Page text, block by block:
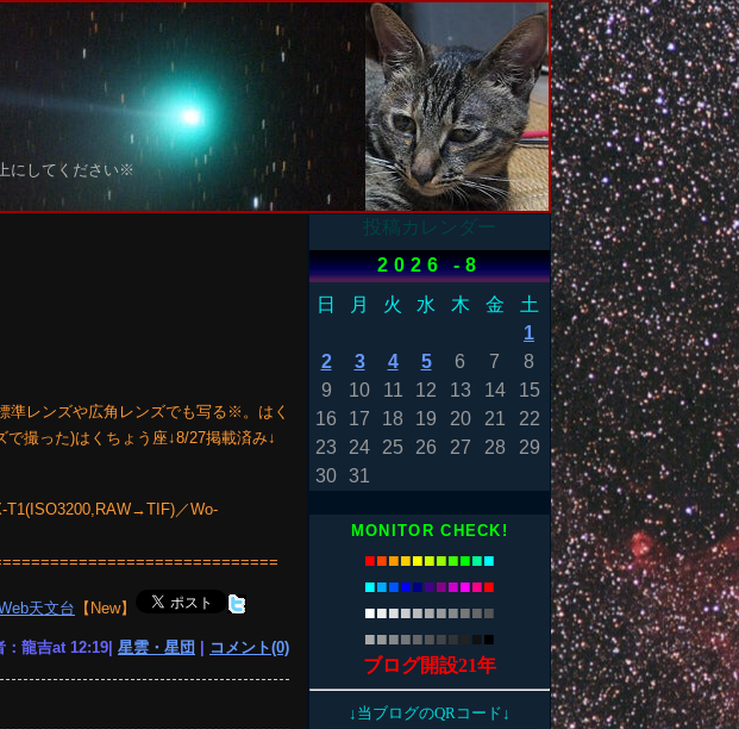
にしてください※
準レンズや広角レンズでも写る※。はく
撮った)はくちょう座↓8/27掲載済み↓
T1(ISO3200,RAW→TIF)／Wo-
天文台 【New】
：龍吉at 12:19| 星雲・星団 コメント(0)
投稿カレンダー
2026 -8
日
月 火 水 木 金
土
1
2
3 4 5 6 7
8
9
10 11 12 13 14
15
16
17 18 19 20 21
22
23
24 25 26 27 28
29
30 31
MONITOR CHECK!
■■■■■■■■■■■
■■■■■■■■■■■
■■■■■■■■■■■
■■■■■■■■ ■■
ブログ開設21年
↓当ブログのQRコード↓